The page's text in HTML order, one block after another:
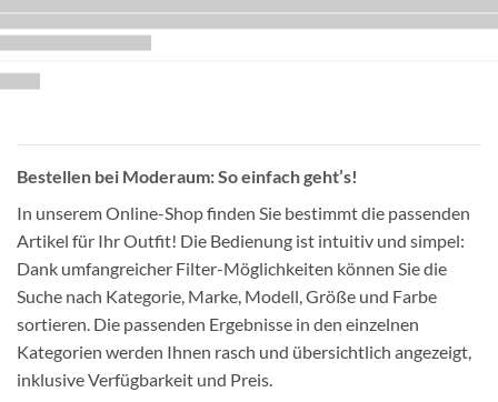
Bestellen bei Moderaum: So einfach geht’s!
In unserem Online-Shop finden Sie bestimmt die passenden
Artikel für Ihr Outfit! Die Bedienung ist intuitiv und simpel:
Dank umfangreicher Filter-Möglichkeiten können Sie die
Suche nach Kategorie, Marke, Modell, Größe und Farbe
sortieren. Die passenden Ergebnisse in den einzelnen
Kategorien werden Ihnen rasch und übersichtlich angezeigt,
inklusive Verfügbarkeit und Preis.